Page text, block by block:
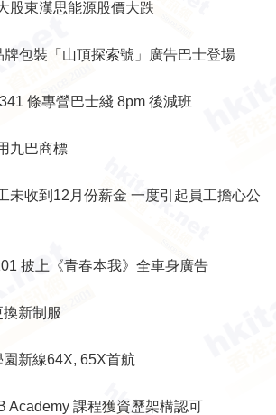
股東漢思能源股價大跌
牌包裝「山頂探索號」廣告巴士登場
條專營巴士綫 8pm 後減班
九巴商標
未收到12月份薪金 一度引起員工擔心公
披上《青春本我》全車身廣告
新制服
新線64X, 65X首航
Academy 課程獲資歷架構認可